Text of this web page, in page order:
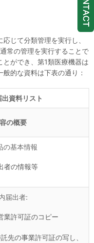
じて分類管理を実行し、
常の管理を実行することで
ができ、第1類医療機器は
的な資料は下表の通り：
出資料リスト
の概要
の基本情報
者の情報等
届出者:
業許可証のコピー
先の事業許可証の写し、